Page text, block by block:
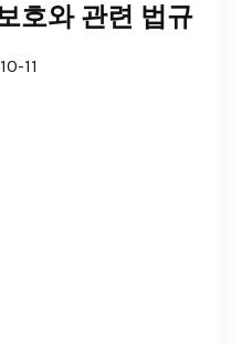
호와 관련 법규
11